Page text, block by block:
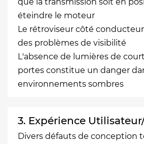
éteindre le moteur
Le rétroviseur côté
des problèmes de visibilité
L'absence de lumières de
portes constitue un danger
environnements sombres
3. Expérience
Divers défauts de conception